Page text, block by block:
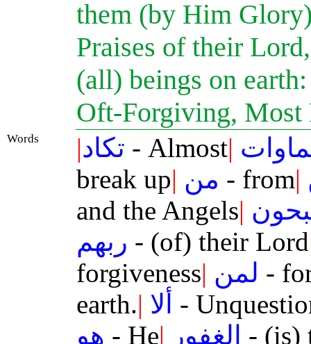
them (by Him
Praises of their
(all) beings on
Oft-Forgiving,
Words |تكاد - Almost|
break up| من - from|
and the Angels|
ربهم - (of) their Lord
forgiveness| لمن -
earth.| ألا -
هو - He| الغفور - (is)